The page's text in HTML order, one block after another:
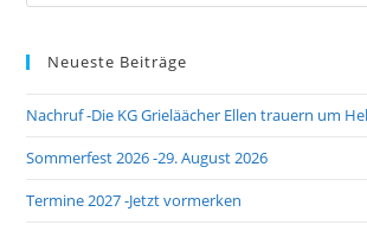
Neueste Beiträge
Nachruf -Die KG Grieläächer Ellen trauern um
Sommerfest 2026 -29. August 2026
Termine 2027 -Jetzt vormerken